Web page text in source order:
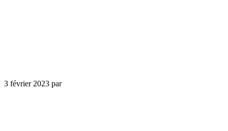
3 février 2023 par